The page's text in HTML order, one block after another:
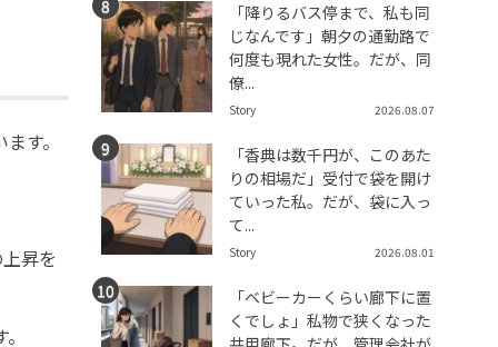
す。
昇を
「降りるバス停まで、私も同
じなんです」朝夕の通勤路で
何度も現れた女性。だが、同
僚...
Story 2026.08.07
「香典は数千円が、このあた
りの相場だ」受付で袋を開け
ていった私。だが、袋に入っ
て...
Story 2026.08.01
「ベビーカーくらい廊下に置
くでしょ」私物で狭くなった